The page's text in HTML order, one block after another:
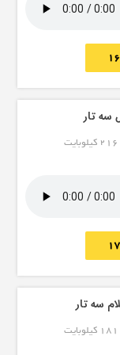
سه تار
216 کیلوبایت
سه تار
181 کیلوبایت